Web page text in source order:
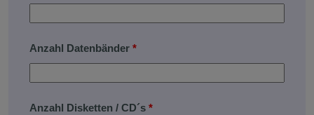
Anzahl Datenbänder *
Anzahl Disketten / CD´s *